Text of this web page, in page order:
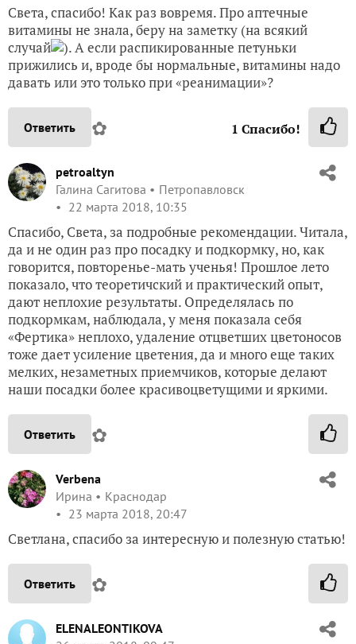
Света, спасибо! Как раз вовремя. Про аптечные
витамины не знала, беру на заметку (на всякий
случай
). А если распикированные петуньки
прижились и, вроде бы нормальные, витамины надо
давать или это только при «реанимации»?
Ответить ✿ 1 Спасибо!
petroaltyn
Галина Сагитова
Петропавловск
22 марта 2018, 10:35
Спасибо, Света, за подробные рекомендации. Читала,
да и не один раз про посадку и подкормку, но, как
говорится, повторенье-мать ученья! Прошлое лето
показало, что теоретичский и практический опыт,
дают неплохие результаты. Определялась по
подкормкам, наблюдала, у меня показала себя
«Фертика» неплохо, удаление отцветших цветоносов
тоже дает усиление цветения, да и много еще таких
мелких, незаметных приемчиков, которые делают
наши посадки более красивоцветущими и яркими.
Ответить ✿
Verbena
Ирина
Краснодар
23 марта 2018, 20:47
Светлана, спасибо за интересную и полезную статью!
Ответить ✿
ELENALEONTIKOVA